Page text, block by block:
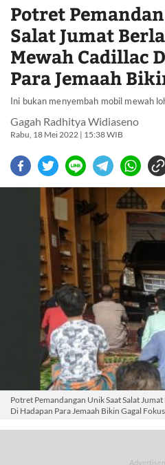
Potret
Salat Jumat
Mewah Cadillac
Para Jemaah
Ini bukan menyembah mobil mewah
Gagah Radhitya Widiaseno
Rabu, 18 Mei 2022 | 15:38 WIB
Potret Pemandangan Unik Saat Salat
Di Hadapan Para Jemaah Bikin Gagal Fokus